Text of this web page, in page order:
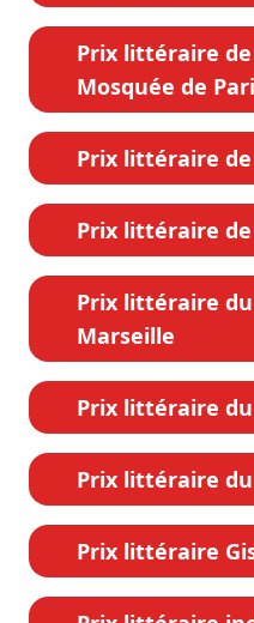
Prix littéraire
Mosquée de
Prix littéraire
Prix littéraire
Prix littéraire
Marseille
Prix littéraire du
Prix littéraire
Prix littéraire